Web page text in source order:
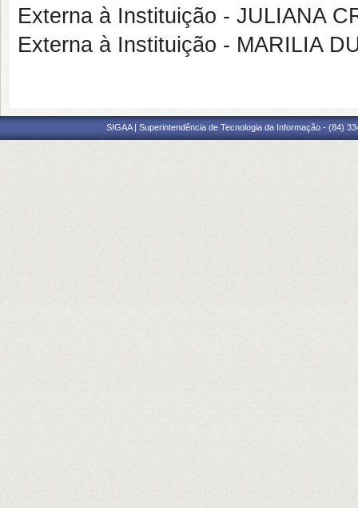
Externa à Instituição - JULIANA
Externa à Instituição - MARILIA
SIGAA | Superintendência de Tecnologia da Informação - (84)